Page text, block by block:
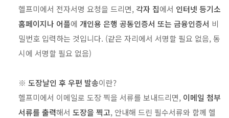
헬프미에서 전자서명 요청을 드리면, 각자 집에서 인터넷 등기소
홈페이지나 어플에 개인용 은행 공동인증서 또는 금융인증서 비
밀번호 입력하는 것입니다. (같은 자리에서 서명할 필요 없음, 동
시에 서명할 필요 없음)
※ 도장날인 후 우편 발송이란?
헬프미에서 이메일로 도장 찍을 서류를 보내드리면, 이메일 첨부
서류를 출력해서 도장을 찍고, 안내해 드린 필수서류와 함께 헬